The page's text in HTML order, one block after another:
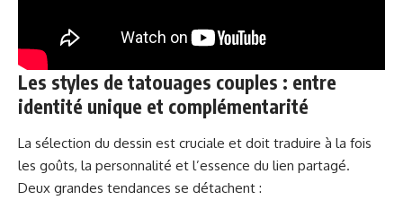
Les styles de tatouages couples : entre
identité unique et complémentarité
La sélection du dessin est cruciale et doit traduire à la fois
les goûts, la personnalité et l’essence du lien partagé.
Deux grandes tendances se détachent :